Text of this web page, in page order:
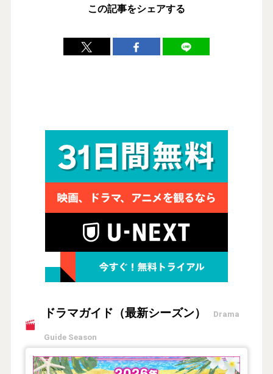
この記事をシェアする
ドラマガイド（最新シーズン） Drama
Guide Season
【2026年夏】TVドラマガイド